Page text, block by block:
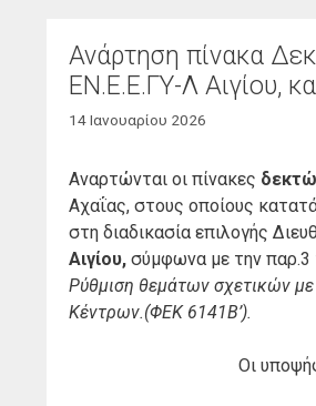
Ανάρτηση πίνακα
ΕΝ.Ε.Ε.ΓΥ-Λ Αιγίου,
14 Ιανουαρίου 2026
Αναρτώνται οι πίνακες
Αχαΐας, στους οποίους
στη διαδικασία επιλογής
Αιγίου, σύμφωνα με την παρ.3
Ρύθμιση θεμάτων σχετικών
Κέντρων.(ΦΕΚ 6141Β’).
Οι